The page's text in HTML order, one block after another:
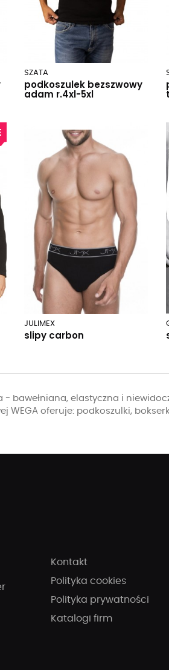
SZATA
podkoszulek bezszwowy
adam r.4xl-5xl
JULIMEX
slipy carbon
- bawełniana, elastyczna i
WEGA oferuje: podkoszulki,
Kontakt
Polityka cookies
Polityka prywatności
Katalogi firm